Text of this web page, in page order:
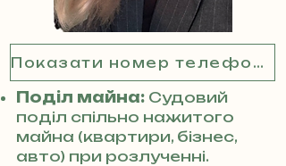
Показати номер телефону
Поділ майна: Судовий
поділ спільно нажитого
майна (квартири, бізнес,
авто) при розлученні.